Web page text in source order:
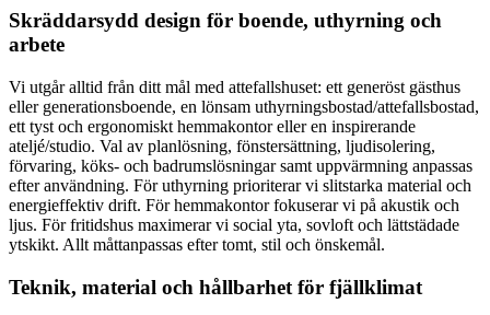
Skräddarsydd design för boende, uthyrning och
arbete
Vi utgår alltid från ditt mål med attefallshuset: ett generöst gästhus
eller generationsboende, en lönsam uthyrningsbostad/attefallsbostad,
ett tyst och ergonomiskt hemmakontor eller en inspirerande
ateljé/studio. Val av planlösning, fönstersättning, ljudisolering,
förvaring, köks- och badrumslösningar samt uppvärmning anpassas
efter användning. För uthyrning prioriterar vi slitstarka material och
energieffektiv drift. För hemmakontor fokuserar vi på akustik och
ljus. För fritidshus maximerar vi social yta, sovloft och lättstädade
ytskikt. Allt måttanpassas efter tomt, stil och önskemål.
Teknik, material och hållbarhet för fjällklimat